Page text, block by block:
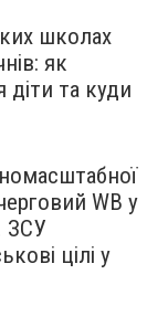
школах
як
діти та куди
WB у
ЗСУ
цілі у